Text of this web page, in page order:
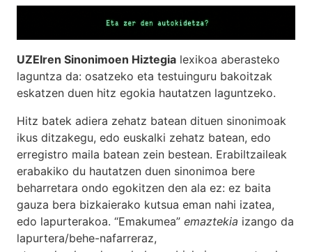
UZEIren Sinonimoen Hiztegia lexikoa aberasteko
laguntza da: osatzeko eta testuinguru bakoitzak
eskatzen duen hitz egokia hautatzen laguntzeko.
Hitz batek adiera zehatz batean dituen sinonimoak
ikus ditzakegu, edo euskalki zehatz batean, edo
erregistro maila batean zein bestean. Erabiltzaileak
erabakiko du hautatzen duen sinonimoa bere
beharretara ondo egokitzen den ala ez: ez baita
gauza bera bizkaierako kutsua eman nahi izatea,
edo lapurterakoa. “Emakumea” emaztekia izango da
lapurtera/behe-nafarreraz,